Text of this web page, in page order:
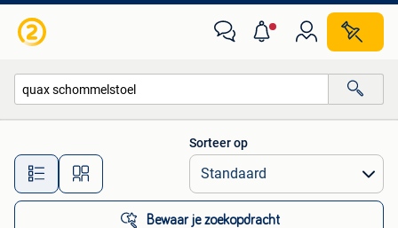
Alle afstanden…
Sorteer op
Bewaar je zoekopdracht